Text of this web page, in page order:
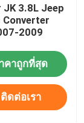
JK 3.8L Jeep
2009
คาถูกที่สุด
ติดต่อเรา